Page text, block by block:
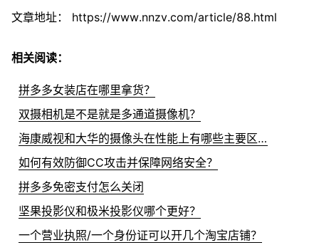
文章地址： https://www.nnzv.com/article/88.html
相关阅读：
拼多多女装店在哪里拿货？
双摄相机是不是就是多通道摄像机？
海康威视和大华的摄像头在性能上有哪些主要区别？
如何有效防御CC攻击并保障网络安全？
拼多多免密支付怎么关闭
坚果投影仪和极米投影仪哪个更好？
一个营业执照/一个身份证可以开几个淘宝店铺？